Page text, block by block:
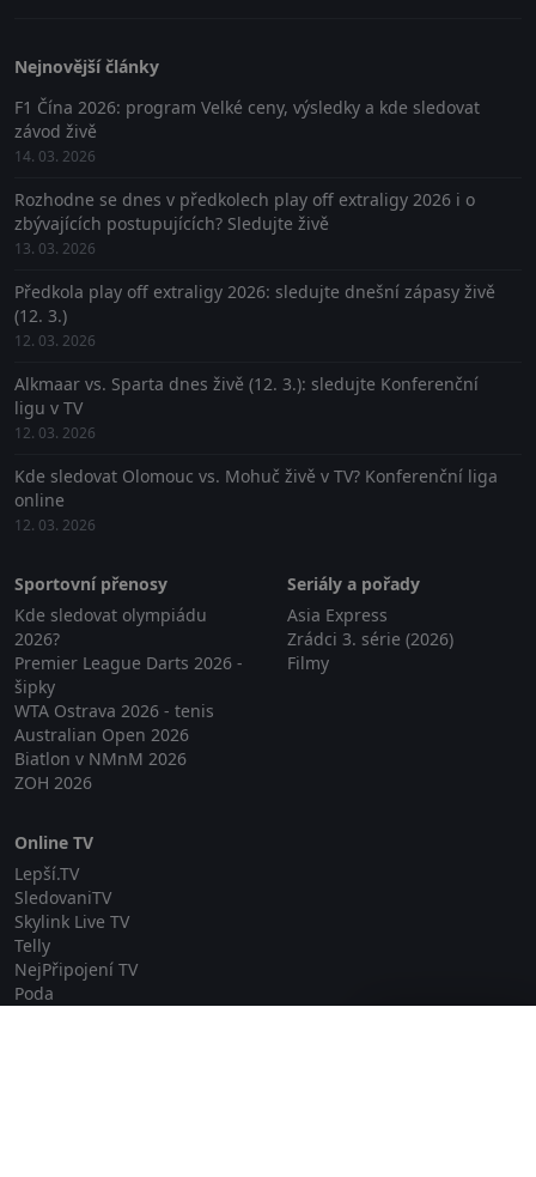
Nejnovější články
F1 Čína 2026: program Velké ceny, výsledky a kde sledovat
závod živě
14. 03. 2026
Rozhodne se dnes v předkolech play off extraligy 2026 i o
zbývajících postupujících? Sledujte živě
13. 03. 2026
Předkola play off extraligy 2026: sledujte dnešní zápasy živě
(12. 3.)
12. 03. 2026
Alkmaar vs. Sparta dnes živě (12. 3.): sledujte Konferenční
ligu v TV
12. 03. 2026
Kde sledovat Olomouc vs. Mohuč živě v TV? Konferenční liga
online
12. 03. 2026
Sportovní přenosy
Kde sledovat olympiádu
2026?
Premier League Darts 2026 -
šipky
WTA Ostrava 2026 - tenis
Australian Open 2026
Biatlon v NMnM 2026
ZOH 2026
Seriály a pořady
Asia Express
Zrádci 3. série (2026)
Filmy
Online TV
Lepší.TV
SledovaniTV
Skylink Live TV
Telly
NejPřipojení TV
Poda